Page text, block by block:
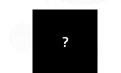
?